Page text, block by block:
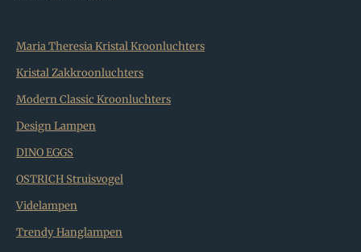
Maria Theresia Kristal Kroonluchters
Kristal Zakkroonluchters
Modern Classic Kroonluchters
Design Lampen
DINO EGGS
OSTRICH Struisvogel
Videlampen
Trendy Hanglampen